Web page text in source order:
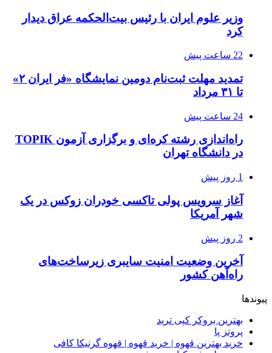
وزیر علوم ایران با رئیس بیت‌الحکمه عراق دیدار
کرد
22 ساعت پیش
تمدید مهلت ثبت‌نام دومین نمایشگاه «فر ایران ۲»
تا ۳۱ مرداد
24 ساعت پیش
راه‌اندازی رشته کره‌ای و برگزاری آزمون TOPIK
در دانشگاه تهران
1 روز پیش
آغاز سرویس پولی تاکسی خودران زوکس در یک
شهر آمریکا
2 روز پیش
آخرین وضعیت امنیت سایبری زیرساخت‌های
راه‌آهن کشور
پیوندها
بهترین بروکر کپی ترید
پروتز پا
خرید بهترین قهوه | خرید قهوه | قهوه گرنیکا کافی